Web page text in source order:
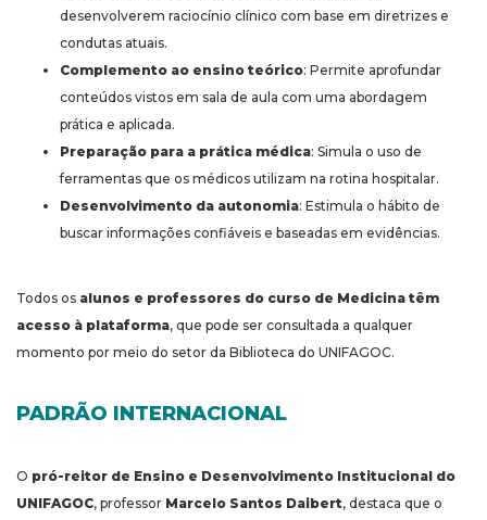
desenvolverem raciocínio clínico com base em diretrizes e
condutas atuais.
Complemento ao ensino teórico: Permite aprofundar
conteúdos vistos em sala de aula com uma abordagem
prática e aplicada.
Preparação para a prática médica: Simula o uso de
ferramentas que os médicos utilizam na rotina hospitalar.
Desenvolvimento da autonomia: Estimula o hábito de
buscar informações confiáveis e baseadas em evidências.
Todos os alunos e professores do curso de Medicina têm
acesso à plataforma, que pode ser consultada a qualquer
momento por meio do setor da Biblioteca do UNIFAGOC.
PADRÃO INTERNACIONAL
O pró-reitor de Ensino e Desenvolvimento Institucional do
UNIFAGOC, professor Marcelo Santos Daibert, destaca que o